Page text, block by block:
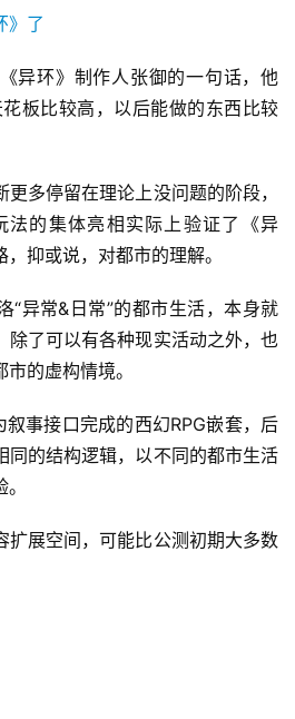
异环》制作人张御的一句话，他
板比较高，以后能做的东西比较
多停留在理论上没问题的阶段，
法的集体亮相实际上验证了《异
抑或说，对都市的理解。
“异常&日常”的都市生活，本身就
除了可以有各种现实活动之外，也
的虚构情境。
叙事接口完成的西幻RPG嵌套，后
同的结构逻辑，以不同的都市生活
扩展空间，可能比公测初期大多数